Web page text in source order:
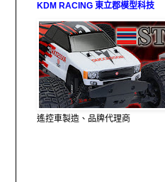
KDM RACING 東立郡模型科技
遙控車製造、品牌代理商